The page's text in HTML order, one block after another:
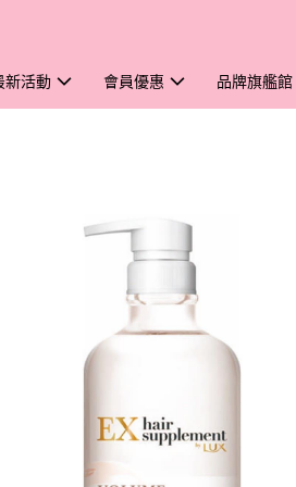
新活動 會員優惠 品牌旗艦館